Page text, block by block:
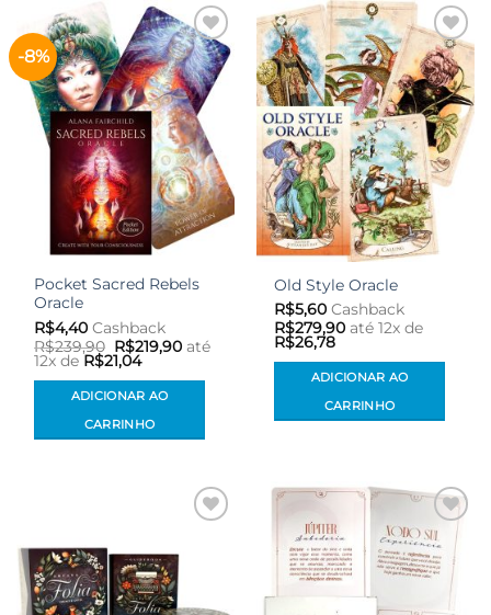
-8%
Adicionar
aos meus
desejos
Pocket Sacred Rebels
Oracle
R$4,40 Cashback
R$239,90 O
preço
original
era:
R$239,90.
R$219,90Oaté
12x de R$21,04
ADICIONAR AO
CARRINHO
Adicionar
aos meus
desejos
Old Style Oracle
R$5,60 Cashback
R$279,90 até 12x de
R$26,78
ADICIONAR AO
CARRINHO
aos meus
desejos
Adicionar
aos meus
desejos